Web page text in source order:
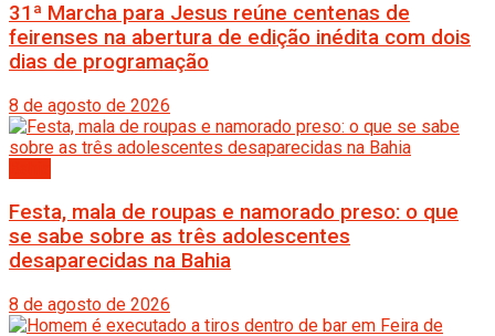
31ª Marcha para Jesus reúne centenas de
feirenses na abertura de edição inédita com dois
dias de programação
8 de agosto de 2026
Festa, mala de roupas e namorado preso: o que
se sabe sobre as três adolescentes
desaparecidas na Bahia
8 de agosto de 2026